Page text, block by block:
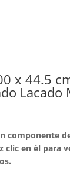
x 44.5
Lacado
componente
clic en él para